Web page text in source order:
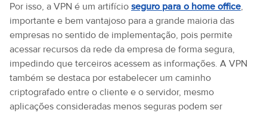
Por isso, a VPN é um artifício seguro para o home office,
importante e bem vantajoso para a grande maioria das
empresas no sentido de implementação, pois permite
acessar recursos da rede da empresa de forma segura,
impedindo que terceiros acessem as informações. A VPN
também se destaca por estabelecer um caminho
criptografado entre o cliente e o servidor, mesmo
aplicações consideradas menos seguras podem ser